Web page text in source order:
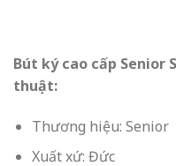
Bút ký cao cấp Senior
thuật:
Thương hiệu: Senior
Xuất xứ: Đức